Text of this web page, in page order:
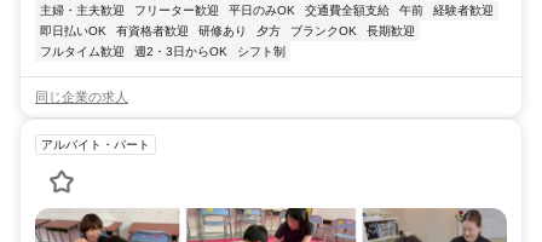
主婦・主夫歓迎
フリーター歓迎 平日のみOK 交通費全額支給 午前
経験者歓迎
即日払いOK
有資格者歓迎 研修あり 夕方 ブランクOK
長期歓迎
フルタイム歓迎
週2・3日からOK シフト制
同じ企業の求人
アルバイト・パート